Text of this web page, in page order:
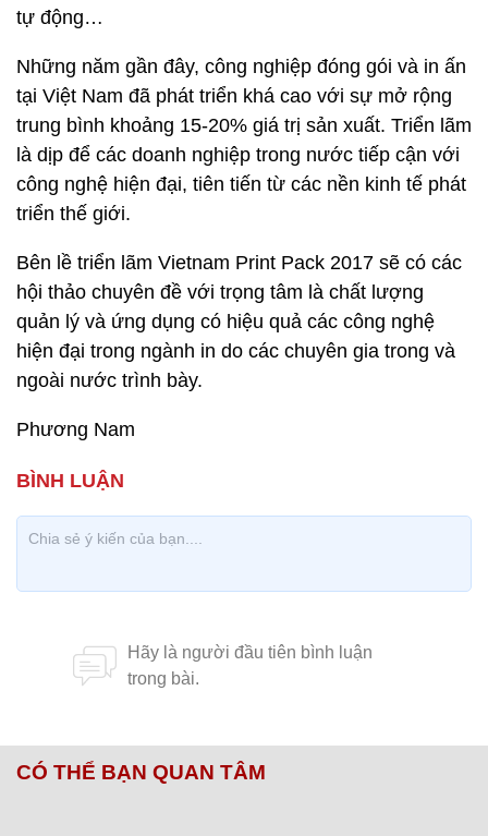
tự động…
Những năm gần đây, công nghiệp đóng gói và in ấn
tại Việt Nam đã phát triển khá cao với sự mở rộng
trung bình khoảng 15-20% giá trị sản xuất. Triển lãm
là dịp để các doanh nghiệp trong nước tiếp cận với
công nghệ hiện đại, tiên tiến từ các nền kinh tế phát
triển thế giới.
Bên lề triển lãm Vietnam Print Pack 2017 sẽ có các
hội thảo chuyên đề với trọng tâm là chất lượng
quản lý và ứng dụng có hiệu quả các công nghệ
hiện đại trong ngành in do các chuyên gia trong và
ngoài nước trình bày.
Phương Nam
CÓ THỂ BẠN QUAN TÂM